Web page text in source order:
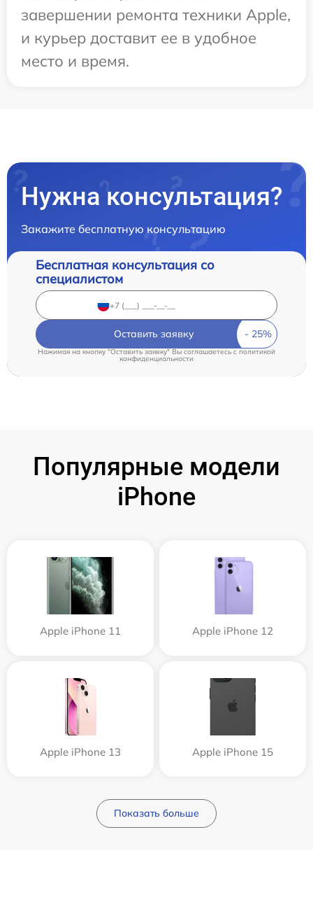
завершении ремонта техники Apple,
и курьер доставит ее в удобное
место и время.
Нужна консультация?
Закажите бесплатную консультацию
Бесплатная консультация со
специалистом
Оставить заявку
Нажимая на кнопку "Оставить заявку" Вы соглашаетесь cполитикой
конфиденциальности
Популярные модели
iPhone
Apple iPhone 11 Apple iPhone 12
Apple iPhone 13 Apple iPhone 15
Показать больше